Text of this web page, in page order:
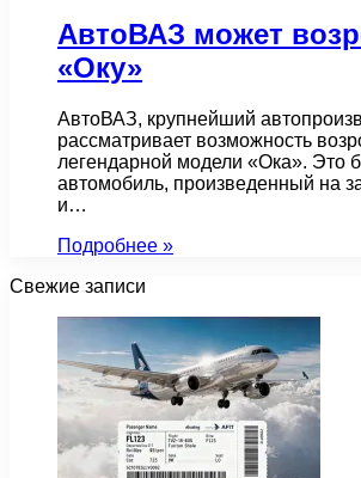
АвтоВАЗ может
«Оку»
АвтоВАЗ, крупнейший
рассматривает возможность
легендарной модели «Ока». Это
автомобиль, произведенный на
и…
Подробнее »
Свежие записи